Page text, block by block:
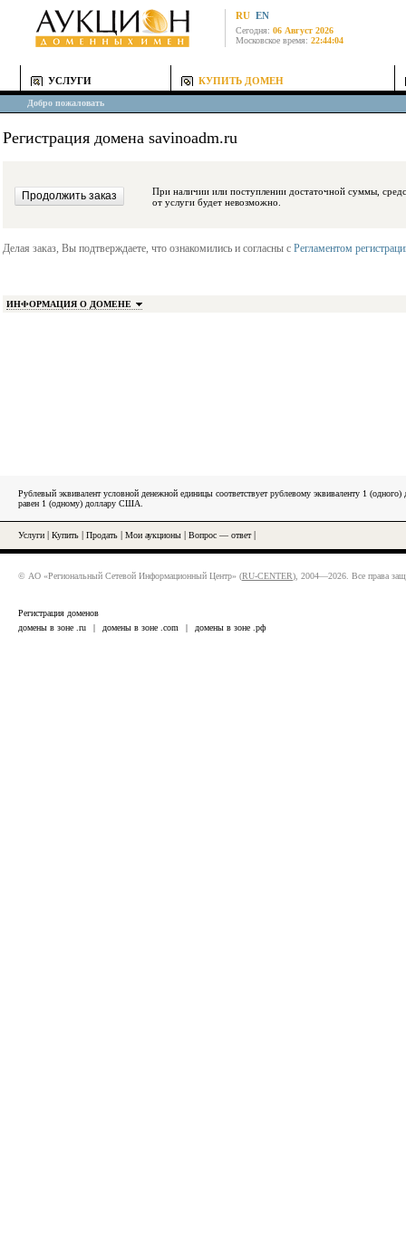
RU EN
Сегодня: 06 Август 2026
Московское время: 22:44:04
УСЛУГИ КУПИТЬ ДОМЕН
Добро пожаловать
Регистрация домена savinoadm.ru
При наличии или поступлении достаточной суммы, средства будут
от услуги будет невозможно.
Делая заказ, Вы подтверждаете, что ознакомились и согласны с Регламентом
ИНФОРМАЦИЯ О ДОМЕНЕ
Рублевый эквивалент условной денежной единицы соответствует рублевому эквиваленту 1
равен 1 (одному) доллару США.
Услуги Купить Продать Мои аукционы Вопрос — ответ|
© АО «Региональный Сетевой Информационный Центр» (RU-CENTER), 2004—2026. Все права
Регистрация доменов
домены в зоне .ru
| домены в зоне .com | домены в зоне .рф